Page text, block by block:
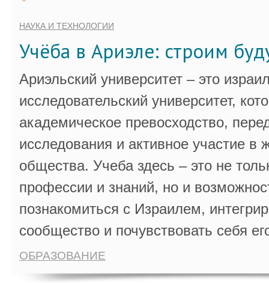
НАУКА И ТЕХНОЛОГИИ
Учёба в Ариэле: строим
Ариэльский университет – это
исследовательский университет,
академическое превосходство,
исследования и активное участие в
общества. Учеба здесь – это не
профессии и знаний, но и
познакомиться с Израилем,
сообщество и почувствовать себя
ОБРАЗОВАНИЕ